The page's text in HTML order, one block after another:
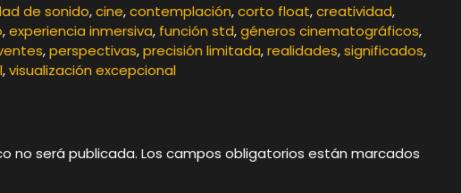
de sonido,cine,contemplación,corto float,creatividad,
,experiencia inmersiva, función std,géneros cinematográficos,
,perspectivas,precisión limitada,realidades,significados,
,visualización excepcional
no será publicada. Los campos obligatorios están marcados